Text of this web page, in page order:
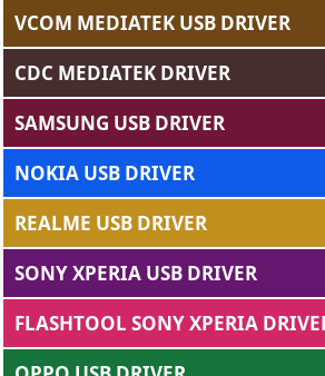
VCOM MEDIATEK USB DRIVER
CDC MEDIATEK DRIVER
SAMSUNG USB DRIVER
NOKIA USB DRIVER
REALME USB DRIVER
SONY XPERIA USB DRIVER
FLASHTOOL SONY XPERIA